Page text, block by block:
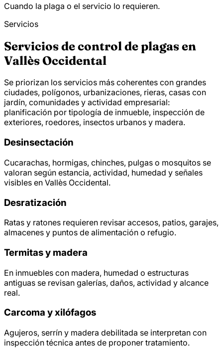
Cuando la plaga o el servicio lo requieren.
Servicios
Servicios de control de plagas en
Vallès Occidental
Se priorizan los servicios más coherentes con grandes
ciudades, polígonos, urbanizaciones, rieras, casas con
jardín, comunidades y actividad empresarial:
planificación por tipología de inmueble, inspección de
exteriores, roedores, insectos urbanos y madera.
Desinsectación
Cucarachas, hormigas, chinches, pulgas o mosquitos se
valoran según estancia, actividad, humedad y señales
visibles en Vallès Occidental.
Desratización
Ratas y ratones requieren revisar accesos, patios, garajes,
almacenes y puntos de alimentación o refugio.
Termitas y madera
En inmuebles con madera, humedad o estructuras
antiguas se revisan galerías, daños, actividad y alcance
real.
Carcoma y xilófagos
Agujeros, serrín y madera debilitada se interpretan con
inspección técnica antes de proponer tratamiento.